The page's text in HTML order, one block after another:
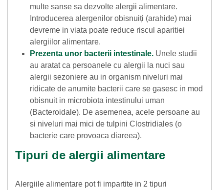
multe sanse sa dezvolte alergii alimentare.
Introducerea alergenilor obisnuiți (arahide) mai
devreme in viata poate reduce riscul aparitiei
alergiilor alimentare.
Prezenta unor bacterii intestinale. Unele studii
au aratat ca persoanele cu alergii la nuci sau
alergii sezoniere au in organism niveluri mai
ridicate de anumite bacterii care se gasesc in mod
obisnuit in microbiota intestinului uman
(Bacteroidale). De asemenea, acele persoane au
si niveluri mai mici de tulpini Clostridiales (o
bacterie care provoaca diareea).
Tipuri de alergii alimentare
Alergiile alimentare pot fi impartite in 2 tipuri